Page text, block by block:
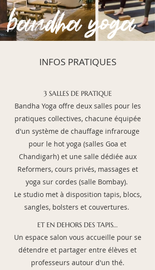
INFOS PRATIQUES
3 SALLES DE PRATIQUE
Bandha Yoga offre deux salles pour les
pratiques collectives, chacune équipée
d'un système de chauffage infrarouge
pour le hot yoga (salles Goa et
Chandigarh) et une salle dédiée aux
Reformers, cours privés, massages et
yoga sur cordes (salle Bombay).
Le studio met à disposition tapis, blocs,
sangles, bolsters et couvertures.
ET EN DEHORS DES TAPIS...
Un espace salon vous accueille pour se
détendre et partager entre élèves et
professeurs autour d'un thé.